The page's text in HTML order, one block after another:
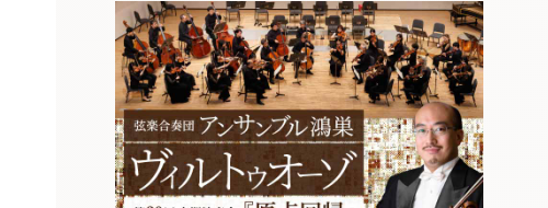
ぶらあぼブラス！
フォルテピアノ・オデッセイ